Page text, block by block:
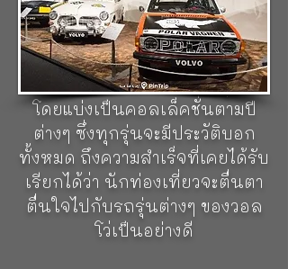
ท่องเที่ยว ได้รู้จักกับ
ประวัติศาสตร์ของนวัตกรรมยาน
ยนตร์ของวอลโว่ ซึ่งเป็นมรดก
ตั้งแต่ปี 1927 มาจนถึงปัจจุบัน
โดยแบ่งเป็นคอลเล็คชั่นตามปี
ต่างๆ ซึ่งทุกรุ่นจะมีประวัติบอก
ทั้งหมด ถึงความสำเร็จที่เคยได้รับ
เรียกได้ว่า นักท่องเที่ยวจะตื่นตา
ตื่นใจไปกับรถรุ่นต่างๆ ของวอล
โว่เป็นอย่างดี